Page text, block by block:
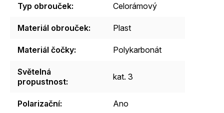
Typ obrouček: Celorámový
Materiál obrouček: Plast
Materiál čočky: Polykarbonát
Světelná
propustnost: kat. 3
Polarizační: Ano